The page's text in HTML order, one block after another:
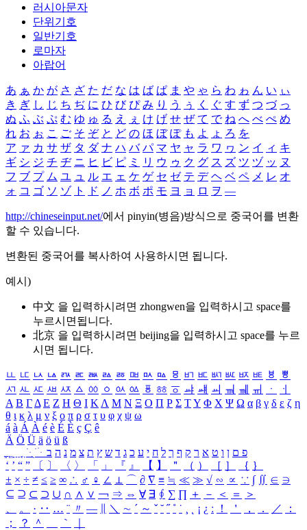
러시아문자
단위기호
일반기호
로마자
아랍어
あ ぁ か が さ ざ た だ な は ば ぱ ま や ゃ ら わ ゎ ん い ぃ
き ぎ し じ ち ぢ に ひ び ぴ み り う ぅ く ぐ す ず つ づ っ
ぬ ふ ぶ ぷ む ゆ ゅ る え ぇ け げ せ ぜ て で ね へ べ ぺ め
れ お ぉ こ ご そ ぞ と ど の ほ ぼ ぽ も よ ょ ろ を
ア ァ カ サ ザ タ ダ ナ ハ バ パ マ ヤ ャ ラ ワ ヮ ン イ ィ キ
ギ シ ジ チ ヂ ニ ヒ ビ ピ ミ リ ウ ゥ ク グ ス ズ ツ ヅ ッ ヌ
フ ブ プ ム ユ ュ ル エ ェ ケ ゲ セ ゼ テ デ ヘ ベ ペ メ レ オ
ォ コ ゴ ソ ゾ ト ド ノ ホ ボ ポ モ ヨ ョ ロ ヲ ―
http://chineseinput.net/에서 pinyin(병음)방식으로 중국어를 변환
할 수 있습니다.
변환된 중국어를 복사하여 사용하시면 됩니다.
예시)
中文 을 입력하시려면 zhongwen을 입력하시고 space를
누르시면됩니다.
北京 을 입력하시려면 beijing을 입력하시고 space를 누르
시면 됩니다.
ㅥ ㅦ ㅧ ㅨ ㅩ ㅪ ㅫ ㅬ ㅭ ㅮ ㅯ ㅰ ㅱ ㅲ ㅳ ㅴ ㅵ ㅶ ㅷ ㅸ
ㅹ
ㅺ ㅻ ㅼ ㅽ ㅾ ㅿ ㆀ ㆁ ㆂ ㆃ ㆄ ㆅ ㆆ ㆇ ㆈ ㆉ ㆊ ㆋ ㆌ ㆍ
ㆎ
Α Β ΓΔ Ε Ζ Η Θ Ι ΚΛ Μ Ν Ξ Ο Π Ρ Σ ΤΥ Φ Χ Ψ Ω α β γ δ ε ζ η
θ ι κ λ μ ν ξ ο π ρ σ τ υ φ χ ψ ω
á à Á À é è É È ç Ç ê
Ä Ö Ü ä ö ü ß
ִֶֹ ֻּ ׁׂ פ ם ן ו ט א ר ק ף ך ל ח י ע כ ג ד ש ץ ת צ מ נ ה ב
‘ ’ “ ” 〔 〕 〈 〉 「 」 『 』 【 】 ＂ （ ） ［ ］ ｛ ｝
± × ÷ ≠ ≤ ≥ ∞ ∴ ♂ ♀ ∠ ⊥ ⌒ ∂ ∇ ≡ ≒ ≪ ≫ √ ∽ ∝ ∵ ∫ ∬ ∈ ∋
⊆ ⊇ ⊂ ⊃ ∪ ∩ ∧ ∨ ￢ ⇒ ⇔ ∀ ∃ ∮ ∑ ∏ ＋ － ＜ ＝
＞
、
。 · ‥ … ¨ 〃 ― ＼ ∼ ´ ～ ˇ ˘ ˝ ˚ ˙ ¸ ¡ ¿ ː ！ ＇ ， ． ／
：
；
？ ＾ ｀